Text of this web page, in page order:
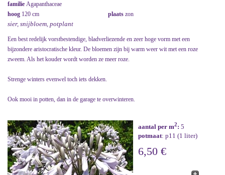
familie Agapanthaceae
hoog 120 cm plaats zon
sier, snijbloem, potplant
Een best redelijk vorstbestendige, bladverliezende en zeer hoge vorm met een
bijzondere aristocratische kleur. De bloemen zijn bij warm weer wit met een roze
zweem. Als het kouder wordt worden ze meer roze.
Strenge winters evenwel toch iets dekken.
Ook mooi in potten, dan in de garage te overwinteren.
aantal per m2: 5
potmaat: p11 (1 liter)
6,50 €